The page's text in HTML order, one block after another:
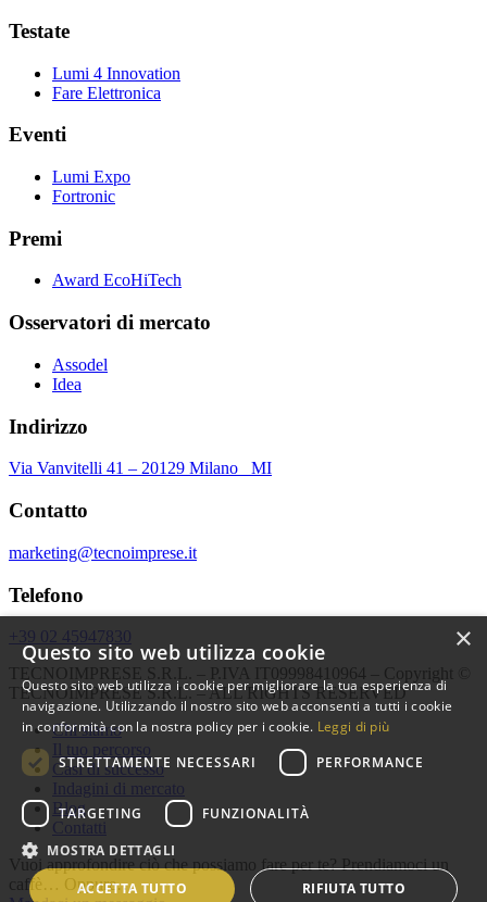
Testate
Lumi 4 Innovation
Fare Elettronica
Eventi
Lumi Expo
Fortronic
Premi
Award EcoHiTech
Osservatori di mercato
Assodel
Idea
Indirizzo
Via Vanvitelli 41 – 20129 Milano MI
Contatto
marketing@tecnoimprese.it
Telefono
+39 02 45947830
TECNOIMPRESE S.R.L. – P.IVA IT09998410964 – Copyright ©
TECNOIMPRESE S.R.L. – ALL RIGHTS RESERVED
Chi siamo
Il tuo percorso
Casi di successo
Indagini di mercato
Blog
Contatti
Vuoi approfondire ciò che possiamo fare per te? Prendiamoci un
caffè… Oppure…
×
Questo sito web utilizza cookie
Questo sito web utilizza i cookie per migliorare la tua esperienza di
navigazione. Utilizzando il nostro sito web acconsenti a tutti i cookie
in conformità con la nostra policy per i cookie. Leggi di più
STRETTAMENTE NECESSARI
PERFORMANCE
TARGETING FUNZIONALITÀ
MOSTRA DETTAGLI
ACCETTA TUTTO RIFIUTA TUTTO